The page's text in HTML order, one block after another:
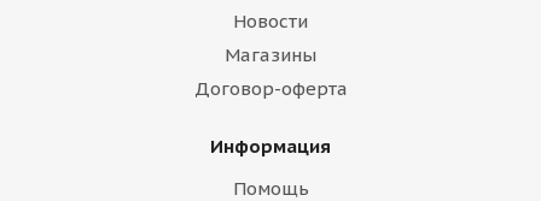
Новости
Магазины
Договор-оферта
Информация
Помощь